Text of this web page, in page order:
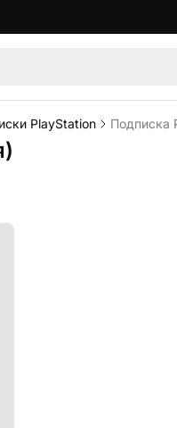
PlayStation Подписка